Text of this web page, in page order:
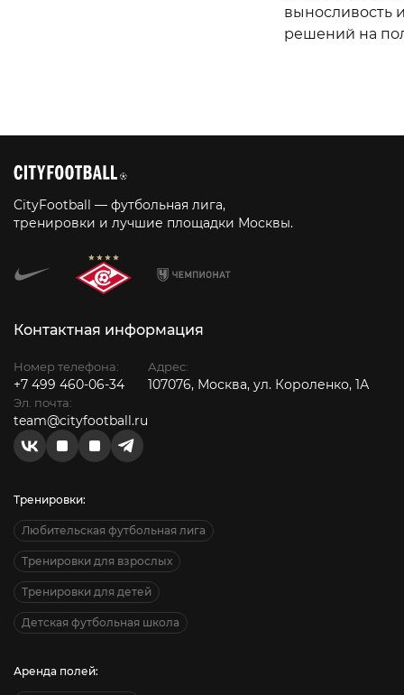
выносливость
решений на
CityFootball — футбольная лига,
тренировки и лучшие площадки Москвы.
Контактная информация
Номер телефона:
+7 499 460-06-34
Эл. почта:
team@cityfootball.ru
Адрес:
107076, Москва, ул. Короленко, 1А
Тренировки:
Любительская футбольная лига
Тренировки для взрослых
Тренировки для детей
Детская футбольная школа
Аренда полей: